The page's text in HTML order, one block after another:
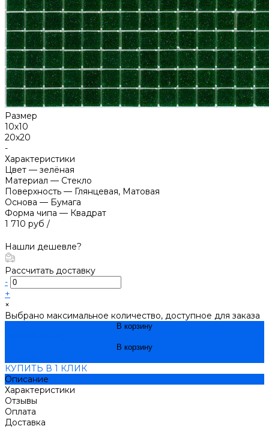
Размер
10х10
20х20
-
Характеристики
Цвет — зелёная
Материал — Стекло
Поверхность — Глянцевая, Матовая
Основа — Бумага
Форма чипа — Квадрат
1 710 руб /
Нашли дешевле?
Рассчитать доставку
-
+
×
Выбрано максимальное количество, доступное для заказа
В корзину
В корзину
КУПИТЬ В 1 КЛИК
Описание
Характеристики
Отзывы
Оплата
Доставка